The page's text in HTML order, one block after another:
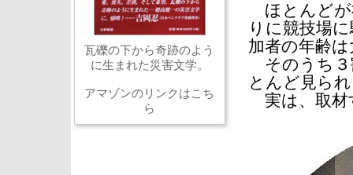
ほとんどが
りに競技場
加者の年齢
そのうち３
とんど見ら
実は、取材
瓦礫の下から奇跡のよう
に生まれた災害文学。
アマゾンのリンクはこち
ら